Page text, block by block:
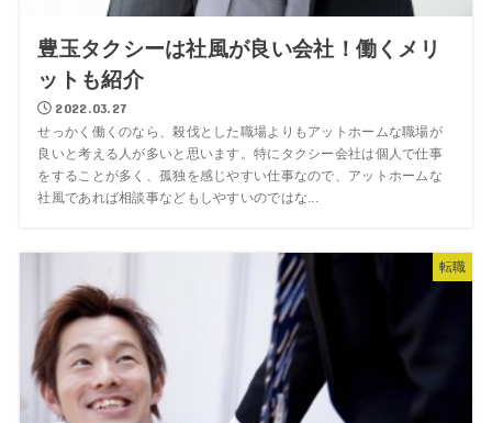
豊玉タクシーは社風が良い会社！働くメリ
ットも紹介
2022.03.27
せっかく働くのなら、殺伐とした職場よりもアットホームな職場が
良いと考える人が多いと思います。特にタクシー会社は個人で仕事
をすることが多く、孤独を感じやすい仕事なので、アットホームな
社風であれば相談事などもしやすいのではな...
転職